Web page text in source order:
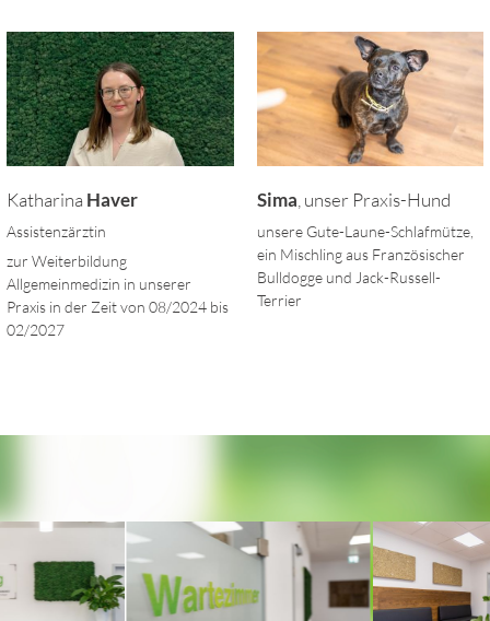
Katharina Haver
Assistenzärztin
zur Weiterbildung
Allgemeinmedizin in unserer
Praxis in der Zeit von 08/2024 bis
02/2027
Sima, unser Praxis-Hund
unsere Gute-Laune-Schlafmütze,
ein Mischling aus Französischer
Bulldogge und Jack-Russell-
Terrier